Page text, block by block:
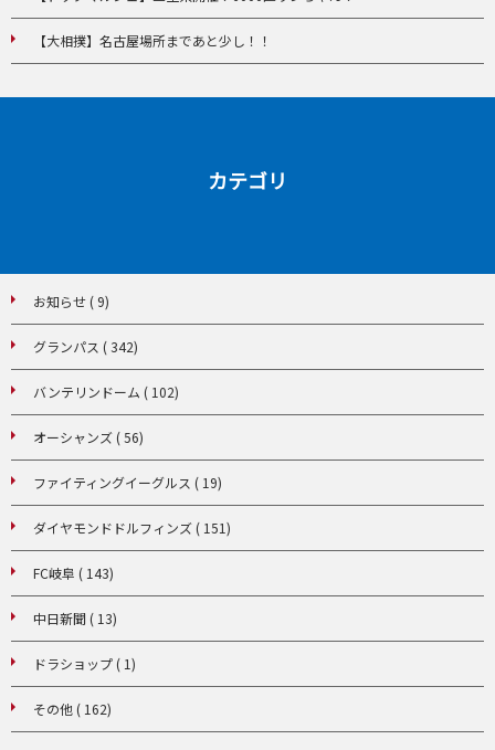
【大相撲】名古屋場所まであと少し！！
カテゴリ
お知らせ ( 9)
グランパス ( 342)
バンテリンドーム ( 102)
オーシャンズ ( 56)
ファイティングイーグルス ( 19)
ダイヤモンドドルフィンズ ( 151)
FC岐阜 ( 143)
中日新聞 ( 13)
ドラショップ ( 1)
その他 ( 162)